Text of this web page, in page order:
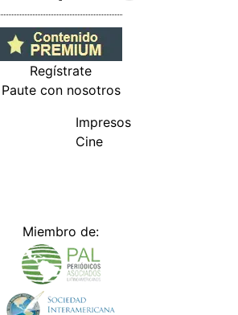
Regístrate
Paute con nosotros
Impresos
Cine
Miembro de: